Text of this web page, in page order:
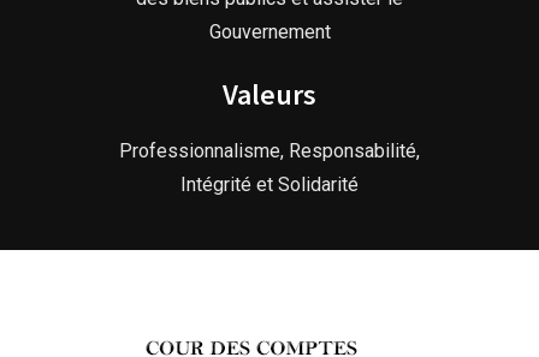
Gouvernement
Valeurs
Professionnalisme, Responsabilité,
Intégrité et Solidarité